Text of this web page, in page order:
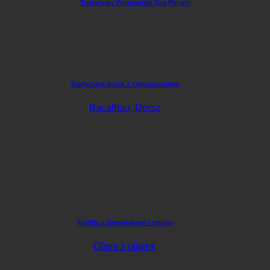
Tradycyjny Portugalski Sos Piri piri
Tradycyjny dorsz z ziemniaczkami
Bacalhau, Dorsz
Tortilla z ziemniakami i cebulą
Oliwa z oliwek